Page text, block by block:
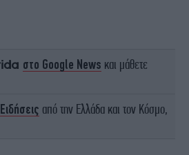
στο Google News και μάθετε
Ειδήσεις από την Ελλάδα και τον Κόσμο,